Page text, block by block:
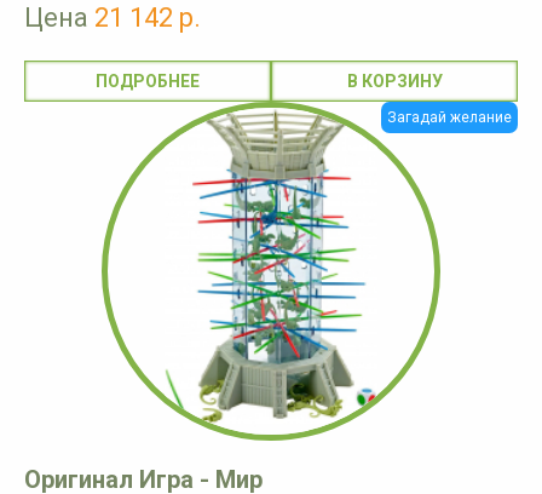
Цена 21 142 р.
ПОДРОБНЕЕ
Загадай желание
Оригинал Игра - Мир